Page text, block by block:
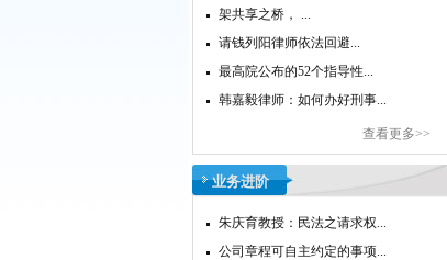
架共享之桥， ...
请钱列阳律师依法回避...
最高院公布的52个指导性...
韩嘉毅律师：如何办好刑事...
查看更多>>
业务进阶
朱庆育教授：民法之请求权...
公司章程可自主约定的事项...